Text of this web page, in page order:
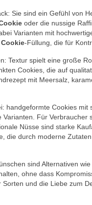
Sie sind ein Gefühl von
oder die nussige
Varianten mit
-Füllung, die für
Textur spielt eine große
Cookies, die auf
mit Meersalz,
handgeformte Cookies
Für
Nüsse sind starke
die durch moderne
sind Alternativen wie
ohne dass
und die Liebe zum